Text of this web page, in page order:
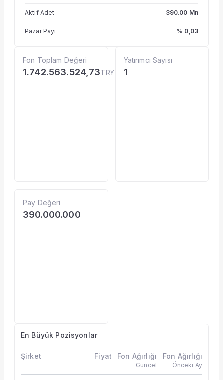
Aktif Adet 390.00 Mn
Pazar Payı % 0,03
Fon Toplam Değeri
1.742.563.524,73TRY
Yatırımcı Sayısı
1
Pay Değeri
390.000.000
En Büyük Pozisyonlar
Şirket Fiyat Fon Ağırlığı
Güncel
Fon Ağırlığı
Önceki Ay